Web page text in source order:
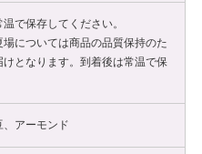
で保存してください。
については商品の品質保持のた
となります。到着後は常温で保
アーモンド